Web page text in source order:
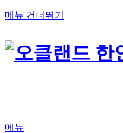
메뉴 건너뛰기
메뉴